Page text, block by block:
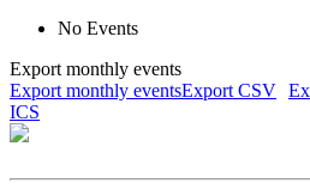
No Events
Export monthly events
Export monthly eventsExport CSV
ICS